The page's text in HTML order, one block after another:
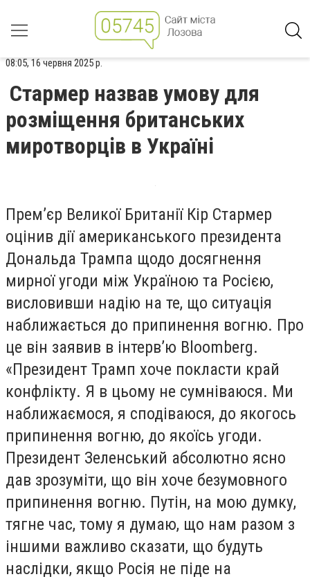
08:05, 16 червня 2025 р.
Стармер назвав умову для
розміщення британських
миротворців в Україні
Прем’єр Великої Британії Кір Стармер
оцінив дії американського президента
Дональда Трампа щодо досягнення
мирної угоди між Україною та Росією,
висловивши надію на те, що ситуація
наближається до припинення вогню. Про
це він заявив в інтерв’ю Bloomberg.
«Президент Трамп хоче покласти край
конфлікту. Я в цьому не сумніваюся. Ми
наближаємося, я сподіваюся, до якогось
припинення вогню, до якоїсь угоди.
Президент Зеленський абсолютно ясно
дав зрозуміти, що він хоче безумовного
припинення вогню. Путін, на мою думку,
тягне час, тому я думаю, що нам разом з
іншими важливо сказати, що будуть
наслідки, якщо Росія не піде на